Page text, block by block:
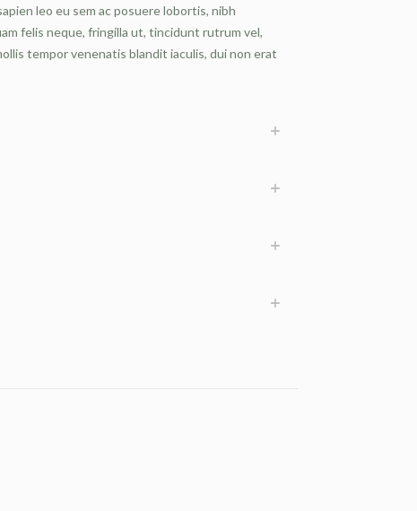
leo eu sem ac posuere lobortis, nibh
felis neque, fringilla ut, tincidunt rutrum vel,
tempor venenatis blandit iaculis, dui non erat